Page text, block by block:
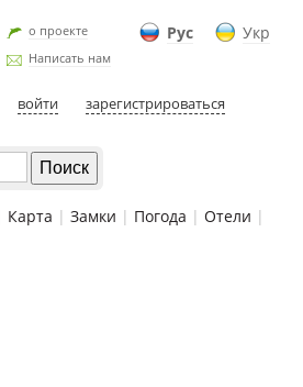
Рус Укр
о проекте
Написать нам
войти зарегистрироваться
Карта | Замки | Погода | Отели |